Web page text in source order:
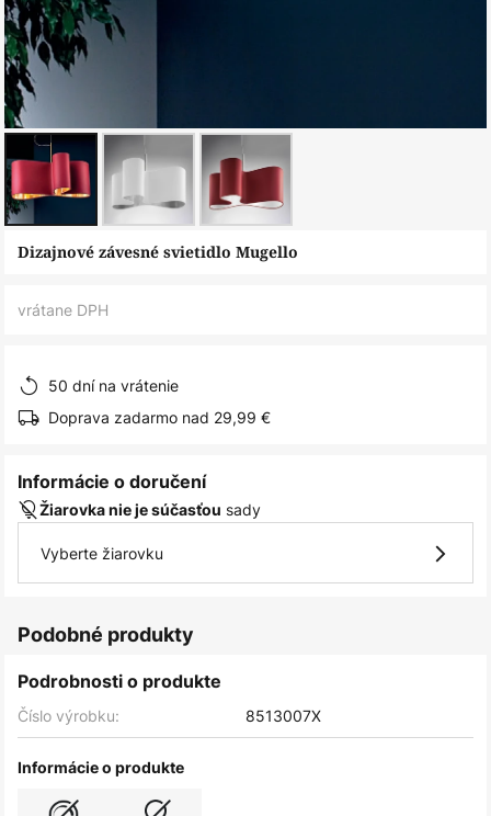
Preskočiť
Dizajnové závesné svietidlo Mugello
vrátane DPH
50 dní na vrátenie
Doprava zadarmo nad 29,99 €
Informácie o doručení
Žiarovka nie je súčasťou sady
Vyberte žiarovku
Podobné produkty
Podrobnosti o produkte
Číslo výrobku: 8513007X
Informácie o produkte